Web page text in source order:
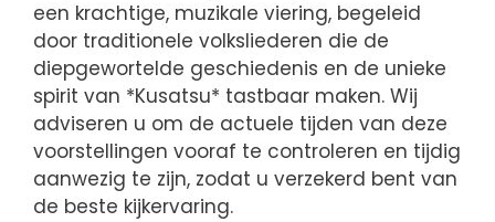
een krachtige, muzikale viering, begeleid
door traditionele volksliederen die de
diepgewortelde geschiedenis en de unieke
spirit van *Kusatsu* tastbaar maken. Wij
adviseren u om de actuele tijden van deze
voorstellingen vooraf te controleren en tijdig
aanwezig te zijn, zodat u verzekerd bent van
de beste kijkervaring.